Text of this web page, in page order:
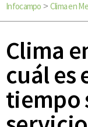
Infocampo > Clima en
Clima
cuál es
tiempo